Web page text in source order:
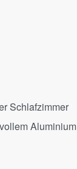
Schlafzimmer
Aluminium